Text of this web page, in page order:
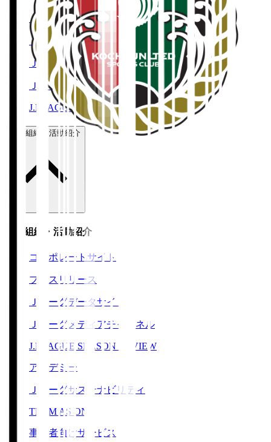
Ｊリーグチケット
Ｊリーグ公式アプリ
Ｊリーグオンラインストア
ＪリーグID
J.LEAGUE FANTASY CARD
運営組織・活動紹介
運営組織・活動紹介
コーポレートサイト
プレスリリース
Ｊリーグデータサイト
Ｊリーグメディアチャンネル
J.LEAGUE SEASON REVIEW
アカデミー
Ｊリーグサステナビリティ
TEAM AS ONE
事業者向けサービス